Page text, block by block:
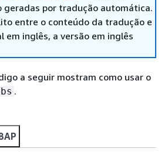
geradas por tradução automática.
entre o conteúdo da tradução e
em inglês, a versão em inglês
a seguir mostram como usar o
.